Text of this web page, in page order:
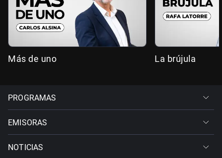
Más de uno La brújula
PROGRAMAS
EMISORAS
NOTICIAS